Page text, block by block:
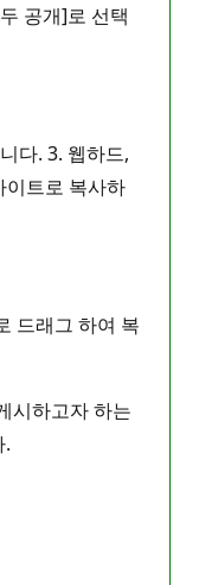
공개]로 선택
다. 3. 웹하드,
트로 복사하
드래그 하여 복
시하고자 하는
.